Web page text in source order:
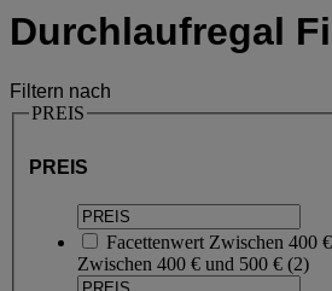
Durchlaufregal
Filtern nach
PREIS
PREIS
Facettenwert Zwischen 400
Zwischen 400 € und 500 € (2)